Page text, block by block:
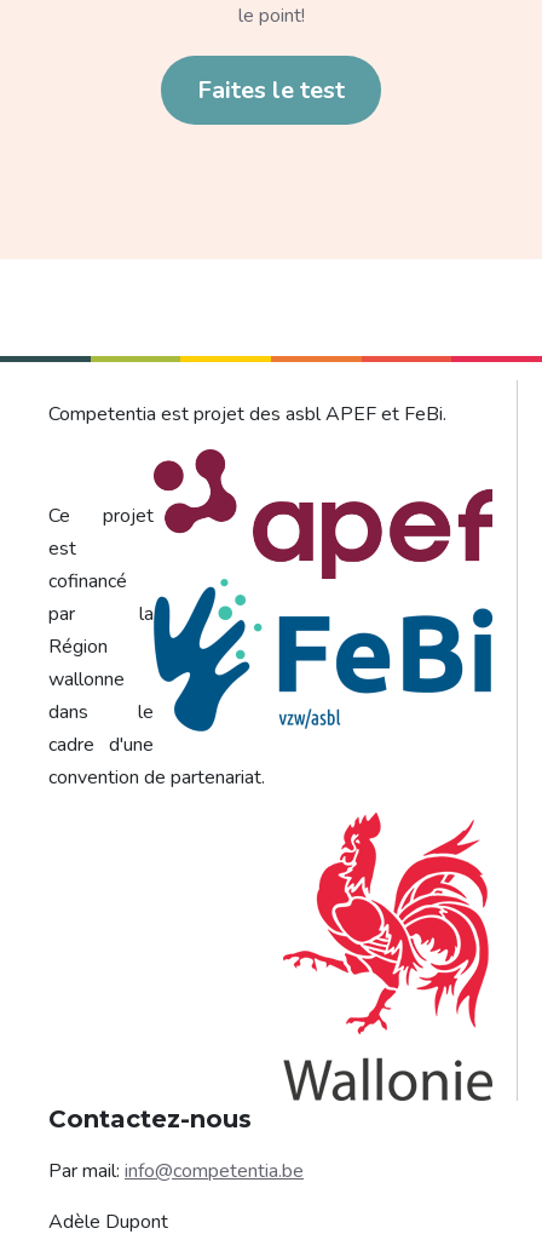
le point!
Faites le test
Competentia est projet des asbl APEF et FeBi.
Ce projet
est
cofinancé
par la
Région
wallonne
dans le
cadre d'une
convention de partenariat.
Contactez-nous
Par mail: info@competentia.be
Adèle Dupont